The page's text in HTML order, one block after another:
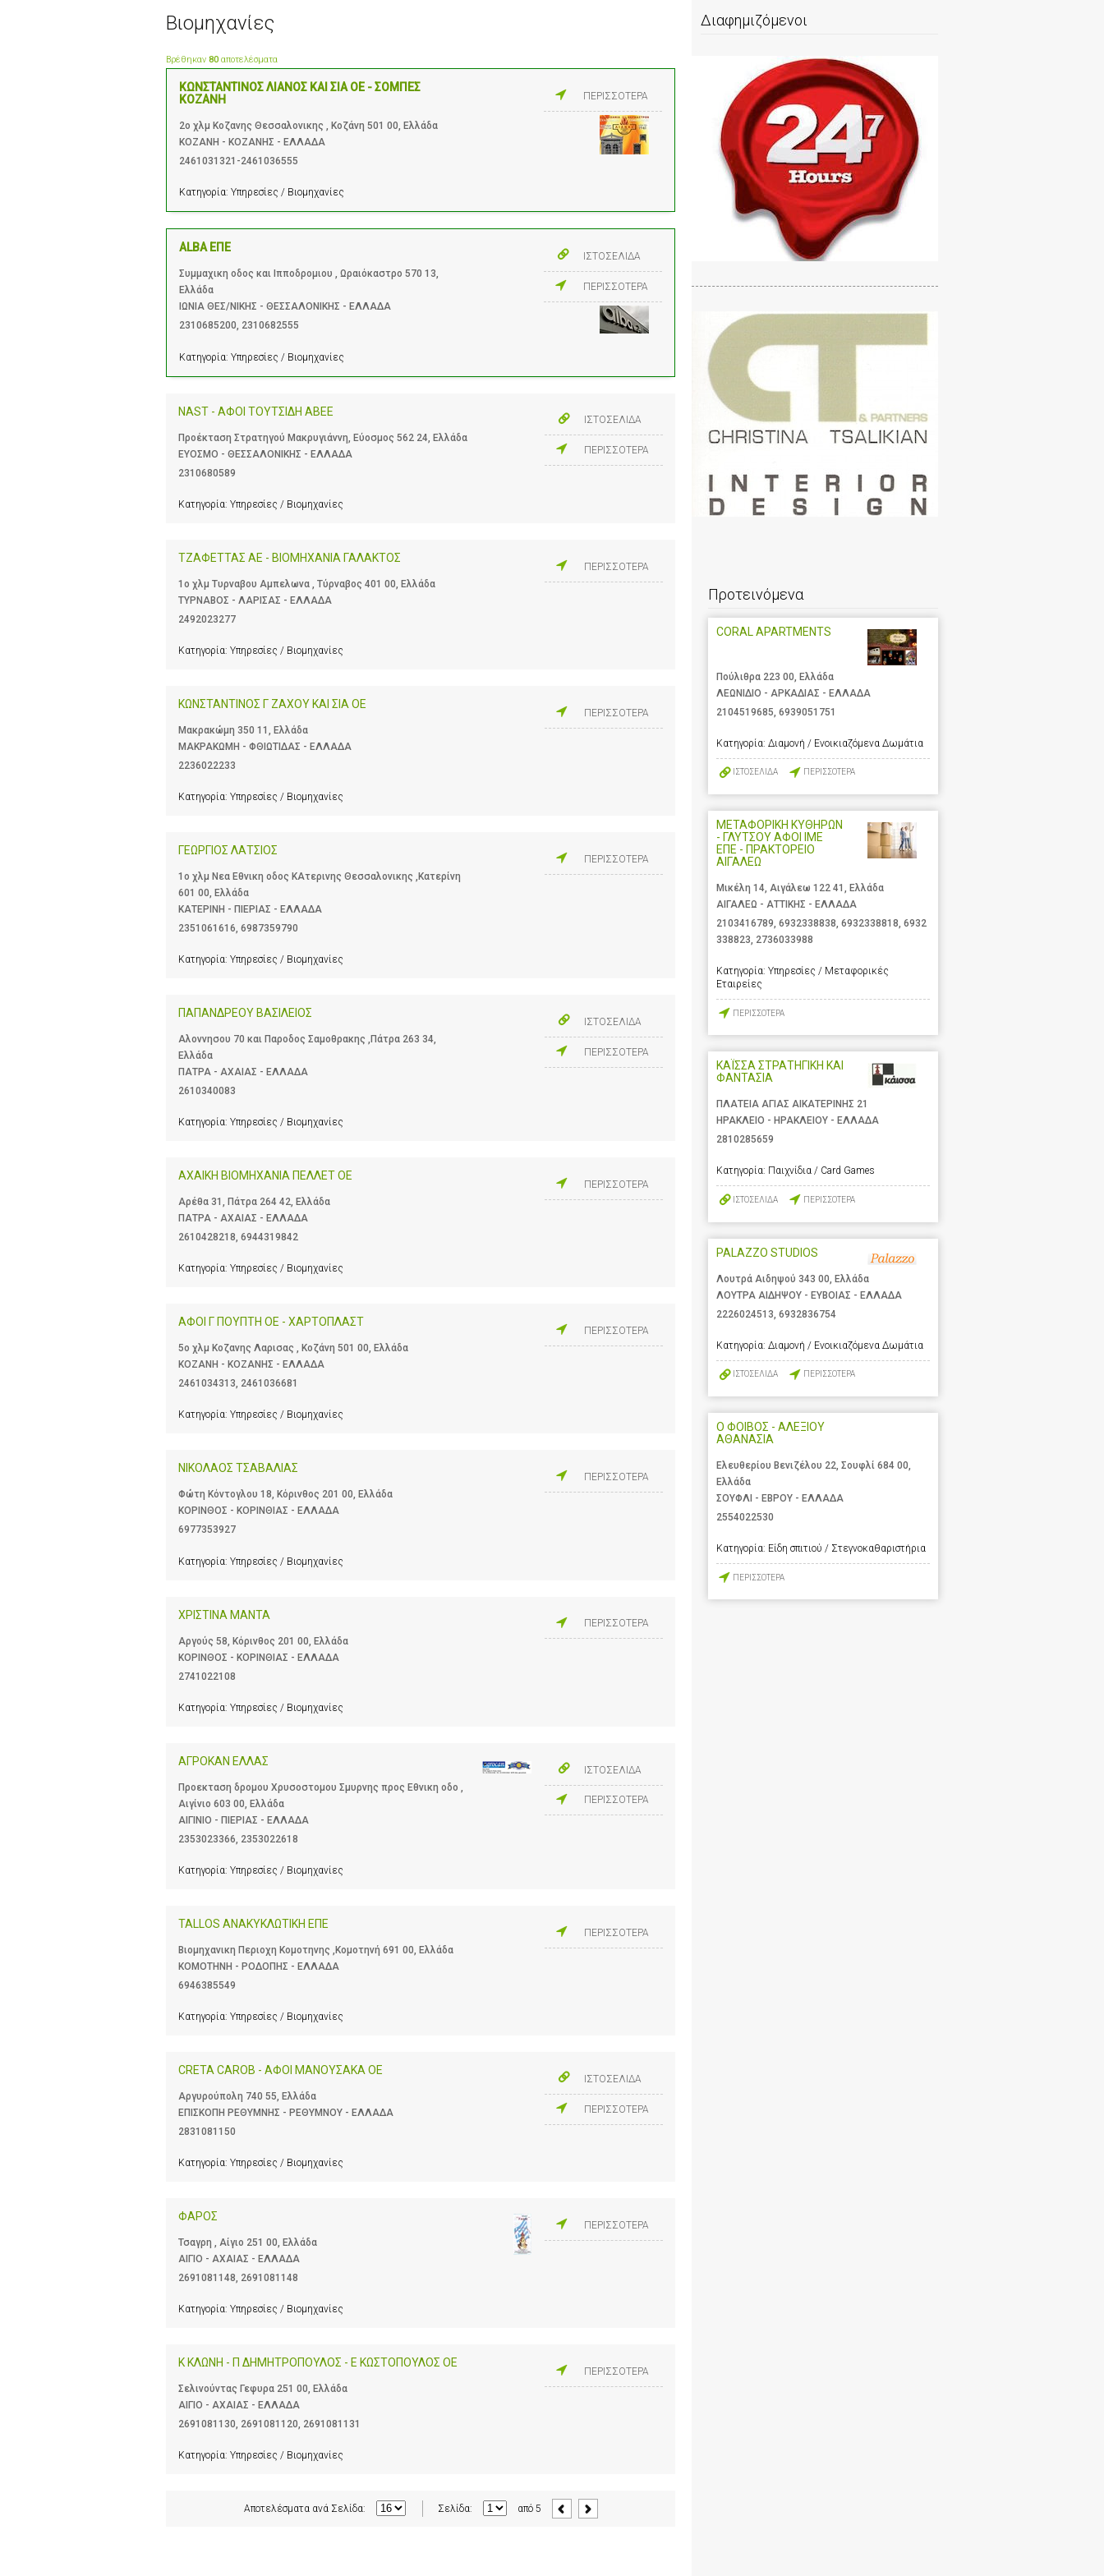
Βιομηχανίες
Βρέθηκαν 80 αποτελέσματα
ΚΩΝΣΤΑΝΤΙΝΟΣ ΛΙΑΝΟΣ ΚΑΙ ΣΙΑ ΟΕ - ΣΟΜΠΕΣ
ΚΟΖΑΝΗ
2ο χλμ Κοζανης Θεσσαλονικης , Κοζάνη 501 00, Ελλάδα
ΚΟΖΑΝΗ - ΚΟΖΑΝΗΣ - ΕΛΛΑΔΑ
2461031321-2461036555
Κατηγορία: Υπηρεσίες / Βιομηχανίες
ΠΕΡΙΣΣΟΤΕΡΑ
ALBA ΕΠΕ
Συμμαχικη οδος και Ιπποδρομιου , Ωραιόκαστρο 570 13,
Ελλάδα
ΙΩΝΙΑ ΘΕΣ/ΝΙΚΗΣ - ΘΕΣΣΑΛΟΝΙΚΗΣ - ΕΛΛΑΔΑ
2310685200, 2310682555
Κατηγορία: Υπηρεσίες / Βιομηχανίες
ΙΣΤΟΣΕΛΙΔΑ
ΠΕΡΙΣΣΟΤΕΡΑ
NAST - ΑΦΟΙ ΤΟΥΤΣΙΔΗ ΑΒΕΕ
Προέκταση Στρατηγού Μακρυγιάννη, Εύοσμος 562 24, Ελλάδα
ΕΥΟΣΜΟ - ΘΕΣΣΑΛΟΝΙΚΗΣ - ΕΛΛΑΔΑ
2310680589
Κατηγορία: Υπηρεσίες / Βιομηχανίες
ΙΣΤΟΣΕΛΙΔΑ
ΠΕΡΙΣΣΟΤΕΡΑ
ΤΖΑΦΕΤΤΑΣ ΑΕ - ΒΙΟΜΗΧΑΝΙΑ ΓΑΛΑΚΤΟΣ
1ο χλμ Τυρναβου Αμπελωνα , Τύρναβος 401 00, Ελλάδα
ΤΥΡΝΑΒΟΣ - ΛΑΡΙΣΑΣ - ΕΛΛΑΔΑ
2492023277
Κατηγορία: Υπηρεσίες / Βιομηχανίες
ΠΕΡΙΣΣΟΤΕΡΑ
ΚΩΝΣΤΑΝΤΙΝΟΣ Γ ΖΑΧΟΥ ΚΑΙ ΣΙΑ ΟΕ
Μακρακώμη 350 11, Ελλάδα
ΜΑΚΡΑΚΩΜΗ - ΦΘΙΩΤΙΔΑΣ - ΕΛΛΑΔΑ
2236022233
Κατηγορία: Υπηρεσίες / Βιομηχανίες
ΠΕΡΙΣΣΟΤΕΡΑ
ΓΕΩΡΓΙΟΣ ΛΑΤΣΙΟΣ
1ο χλμ Νεα Εθνικη οδος ΚΑτερινης Θεσσαλονικης ,Κατερίνη
601 00, Ελλάδα
ΚΑΤΕΡΙΝΗ - ΠΙΕΡΙΑΣ - ΕΛΛΑΔΑ
2351061616, 6987359790
Κατηγορία: Υπηρεσίες / Βιομηχανίες
ΠΕΡΙΣΣΟΤΕΡΑ
ΠΑΠΑΝΔΡΕΟΥ ΒΑΣΙΛΕΙΟΣ
Αλοννησου 70 και Παροδος Σαμοθρακης ,Πάτρα 263 34,
Ελλάδα
ΠΑΤΡΑ - ΑΧΑΙΑΣ - ΕΛΛΑΔΑ
2610340083
Κατηγορία: Υπηρεσίες / Βιομηχανίες
ΙΣΤΟΣΕΛΙΔΑ
ΠΕΡΙΣΣΟΤΕΡΑ
ΑΧΑΙΚΗ ΒΙΟΜΗΧΑΝΙΑ ΠΕΛΛΕΤ ΟΕ
Αρέθα 31, Πάτρα 264 42, Ελλάδα
ΠΑΤΡΑ - ΑΧΑΙΑΣ - ΕΛΛΑΔΑ
2610428218, 6944319842
Κατηγορία: Υπηρεσίες / Βιομηχανίες
ΠΕΡΙΣΣΟΤΕΡΑ
ΑΦΟΙ Γ ΠΟΥΠΤΗ ΟΕ - ΧΑΡΤΟΠΛΑΣΤ
5ο χλμ Κοζανης Λαρισας , Κοζάνη 501 00, Ελλάδα
ΚΟΖΑΝΗ - ΚΟΖΑΝΗΣ - ΕΛΛΑΔΑ
2461034313, 2461036681
Κατηγορία: Υπηρεσίες / Βιομηχανίες
ΠΕΡΙΣΣΟΤΕΡΑ
ΝΙΚΟΛΑΟΣ ΤΣΑΒΑΛΙΑΣ
Φώτη Κόντογλου 18, Κόρινθος 201 00, Ελλάδα
ΚΟΡΙΝΘΟΣ - ΚΟΡΙΝΘΙΑΣ - ΕΛΛΑΔΑ
6977353927
Κατηγορία: Υπηρεσίες / Βιομηχανίες
ΠΕΡΙΣΣΟΤΕΡΑ
ΧΡΙΣΤΙΝΑ ΜΑΝΤΑ
Αργούς 58, Κόρινθος 201 00, Ελλάδα
ΚΟΡΙΝΘΟΣ - ΚΟΡΙΝΘΙΑΣ - ΕΛΛΑΔΑ
2741022108
Κατηγορία: Υπηρεσίες / Βιομηχανίες
ΠΕΡΙΣΣΟΤΕΡΑ
ΑΓΡΟΚΑΝ ΕΛΛΑΣ
Προεκταση δρομου Χρυσοστομου Σμυρνης προς Εθνικη οδο ,
Αιγίνιο 603 00, Ελλάδα
ΑΙΓΙΝΙΟ - ΠΙΕΡΙΑΣ - ΕΛΛΑΔΑ
2353023366 2353022618
Κατηγορία: Υπηρεσίες / Βιομηχανίες
ΙΣΤΟΣΕΛΙΔΑ
ΠΕΡΙΣΣΟΤΕΡΑ
TALLOS ΑΝΑΚΥΚΛΩΤΙΚΗ ΕΠΕ
Βιομηχανικη Περιοχη Κομοτηνης ,Κομοτηνή 691 00, Ελλάδα
ΚΟΜΟΤΗΝΗ - ΡΟΔΟΠΗΣ - ΕΛΛΑΔΑ
6946385549
Κατηγορία: Υπηρεσίες / Βιομηχανίες
ΠΕΡΙΣΣΟΤΕΡΑ
CRETA CAROB - ΑΦΟΙ ΜΑΝΟΥΣΑΚΑ ΟΕ
Αργυρούπολη 740 55, Ελλάδα
ΕΠΙΣΚΟΠΗ ΡΕΘΥΜΝΗΣ - ΡΕΘΥΜΝΟΥ - ΕΛΛΑΔΑ
2831081150
Κατηγορία: Υπηρεσίες / Βιομηχανίες
ΙΣΤΟΣΕΛΙΔΑ
ΠΕΡΙΣΣΟΤΕΡΑ
ΦΑΡΟΣ
Τσαγρη , Αίγιο 251 00, Ελλάδα
ΑΙΓΙΟ - ΑΧΑΙΑΣ - ΕΛΛΑΔΑ
2691081148, 2691081148
Κατηγορία: Υπηρεσίες / Βιομηχανίες
ΠΕΡΙΣΣΟΤΕΡΑ
Κ ΚΛΩΝΗ - Π ΔΗΜΗΤΡΟΠΟΥΛΟΣ - Ε ΚΩΣΤΟΠΟΥΛΟΣ ΟΕ
Σελινούντας Γεφυρα 251 00, Ελλάδα
ΑΙΓΙΟ - ΑΧΑΙΑΣ - ΕΛΛΑΔΑ
2691081130, 2691081120, 2691081131
Κατηγορία: Υπηρεσίες / Βιομηχανίες
ΠΕΡΙΣΣΟΤΕΡΑ
Αποτελέσματα ανά Σελίδα: Σελίδα: από 5
Διαφημιζόμενοι
Προτεινόμενα
CORAL APARTMENTS
Πούλιθρα 223 00, Ελλάδα
ΛΕΩΝΙΔΙΟ - ΑΡΚΑΔΙΑΣ - ΕΛΛΑΔΑ
2104519685 6939051751
Κατηγορία: Διαμονή / Ενοικιαζόμενα Δωμάτια
ΙΣΤΟΣΕΛΙΔΑ ΠΕΡΙΣΣΟΤΕΡΑ
ΜΕΤΑΦΟΡΙΚΗ ΚΥΘΗΡΩΝ
- ΓΛΥΤΣΟΥ ΑΦΟΙ ΙΜΕ
ΕΠΕ - ΠΡΑΚΤΟΡΕΙΟ
ΑΙΓΑΛΕΩ
Μικέλη 14, Αιγάλεω 122 41, Ελλάδα
ΑΙΓΑΛΕΩ - ΑΤΤΙΚΗΣ - ΕΛΛΑΔΑ
2103416789, 6932338838, 6932338818, 6932
338823, 2736033988
Κατηγορία: Υπηρεσίες / Μεταφορικές
Εταιρείες
ΠΕΡΙΣΣΟΤΕΡΑ
ΚΑΪΣΣΑ ΣΤΡΑΤΗΓΙΚΗ ΚΑΙ
ΦΑΝΤΑΣΙΑ
ΠΛΑΤΕΙΑ ΑΓΙΑΣ ΑΙΚΑΤΕΡΙΝΗΣ 21
ΗΡΑΚΛΕΙΟ - ΗΡΑΚΛΕΙΟΥ - ΕΛΛΑΔΑ
2810285659
Κατηγορία: Παιχνίδια / Card Games
ΙΣΤΟΣΕΛΙΔΑ ΠΕΡΙΣΣΟΤΕΡΑ
PALAZZO STUDIOS
Λουτρά Αιδηψού 343 00, Ελλάδα
ΛΟΥΤΡΑ ΑΙΔΗΨΟΥ - ΕΥΒΟΙΑΣ - ΕΛΛΑΔΑ
2226024513 6932836754
Κατηγορία: Διαμονή / Ενοικιαζόμενα Δωμάτια
ΙΣΤΟΣΕΛΙΔΑ ΠΕΡΙΣΣΟΤΕΡΑ
Ο ΦΟΙΒΟΣ - ΑΛΕΞΙΟΥ
ΑΘΑΝΑΣΙΑ
Ελευθερίου Βενιζέλου 22, Σουφλί 684 00,
Ελλάδα
ΣΟΥΦΛΙ - ΕΒΡΟΥ - ΕΛΛΑΔΑ
2554022530
Κατηγορία: Είδη σπιτιού / Στεγνοκαθαριστήρια
ΠΕΡΙΣΣΟΤΕΡΑ